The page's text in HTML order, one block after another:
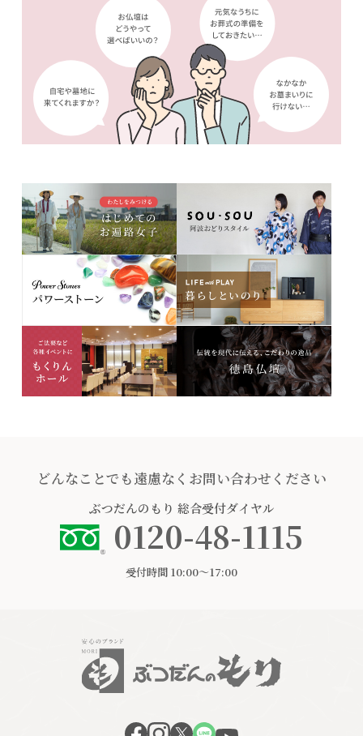
どんなことでも遠慮なくお問い合わせください
ぶつだんのもり 総合受付ダイヤル
0120-48-1115
受付時間 10:00〜17:00